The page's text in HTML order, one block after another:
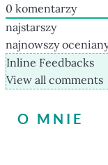
0 komentarzy
najstarszy
najnowszy
Inline Feedbacks
View all comments
O MNIE